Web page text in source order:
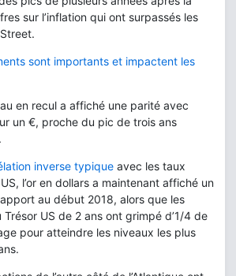
sur l’inflation qui ont surpassés les
sont importants et impactent les
en recul a affiché une parité avec
un €, proche du pic de trois ans
inverse typique avec les taux
l’or en dollars a maintenant affiché un
au début 2018, alors que les
US de 2 ans ont grimpé d’1/4 de
pour atteindre les niveaux les plus